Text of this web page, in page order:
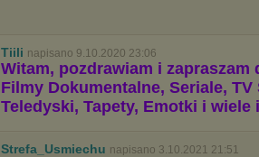
Tiili napisano 9.10.2020 23:06
Witam, pozdrawiam i zapraszam
Filmy Dokumentalne, Seriale, TV
Teledyski, Tapety, Emotki i wiele
Strefa_Usmiechu napisano 3.10.2021 21:51